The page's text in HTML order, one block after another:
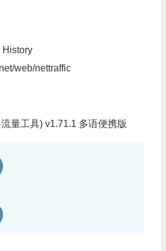
History
web/nettraffic
量工具) v1.71.1 多语便携版